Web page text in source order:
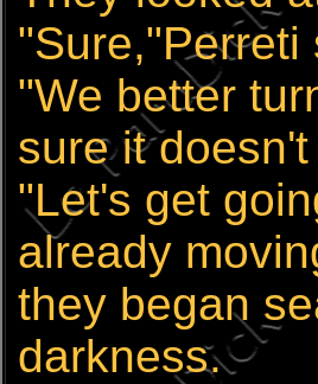
"Sure,"Perreti
"We better
sure it
"Let's get
already
they began
darkness.